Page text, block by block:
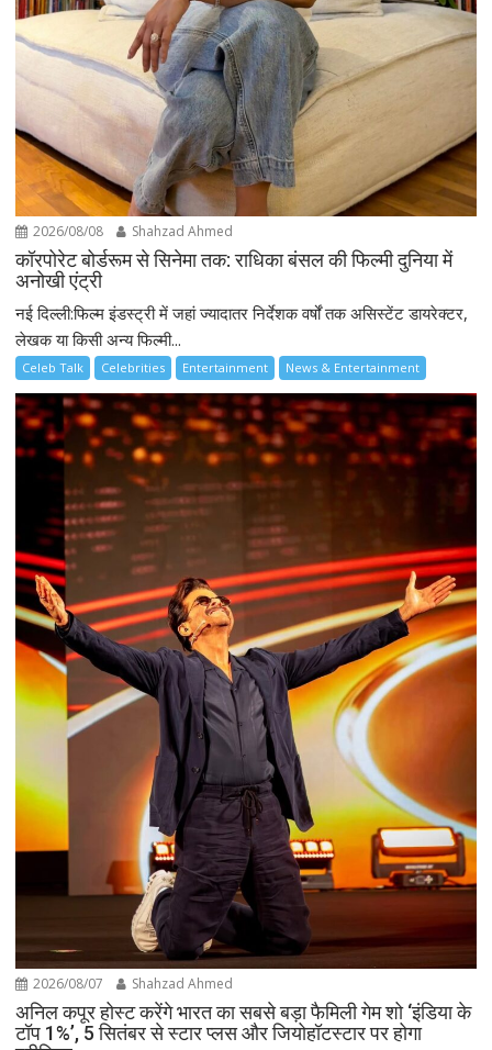
2026/08/08 Shahzad Ahmed
कॉरपोरेट बोर्डरूम से सिनेमा तक: राधिका बंसल की फिल्मी दुनिया में
अनोखी एंट्री
नई दिल्ली:फिल्म इंडस्ट्री में जहां ज्यादातर निर्देशक वर्षों तक असिस्टेंट डायरेक्टर,
लेखक या किसी अन्य फिल्मी...
Celeb Talk Celebrities Entertainment News & Entertainment
2026/08/07 Shahzad Ahmed
अनिल कपूर होस्ट करेंगे भारत का सबसे बड़ा फैमिली गेम शो ‘इंडिया के
टॉप 1%’, 5 सितंबर से स्टार प्लस और जियोहॉटस्टार पर होगा